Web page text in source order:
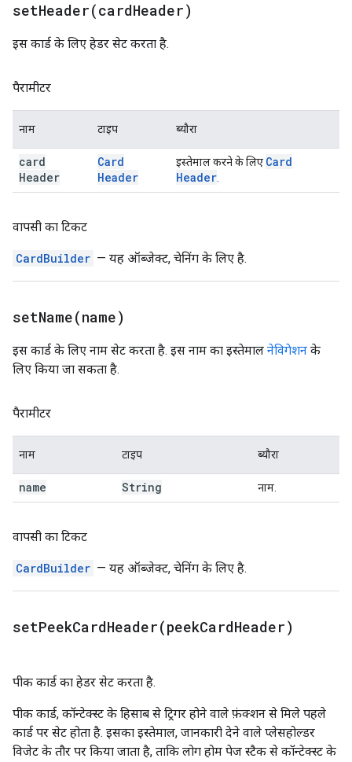
setHeader(cardHeader)
इस कार्ड के लिए हेडर सेट करता है.
पैरामीटर
नाम टाइप ब्यौरा
card
Header
Card
Header
इस्तेमाल करने के लिए Card
Header
वापसी का टिकट
CardBuilder — यह ऑब्जेक्ट, चेनिंग के लिए है.
setName(name)
इस कार्ड के लिए नाम सेट करता है. इस नाम का इस्तेमाल नेविगेशन के
लिए किया जा सकता है.
पैरामीटर
नाम टाइप ब्यौरा
name String नाम.
वापसी का टिकट
CardBuilder — यह ऑब्जेक्ट, चेनिंग के लिए है.
setPeekCardHeader(peekCardHeader)
पीक कार्ड का हेडर सेट करता है.
पीक कार्ड, कॉन्टेक्स्ट के हिसाब से ट्रिगर होने वाले फ़ंक्शन से मिले पहले
कार्ड पर सेट होता है. इसका इस्तेमाल, जानकारी देने वाले प्लेसहोल्डर
विजेट के तौर पर किया जाता है, ताकि लोग होम पेज स्टैक से कॉन्टेक्स्ट के